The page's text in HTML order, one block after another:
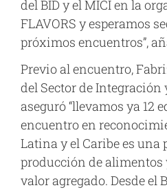
del BID y el MICI en la
FLAVORS y esperamos
próximos encuentros”,
Previo al encuentro,
del Sector de Integración
aseguró “llevamos ya 12
encuentro en
Latina y el Caribe es una
producción de alimentos
valor agregado. Desde el